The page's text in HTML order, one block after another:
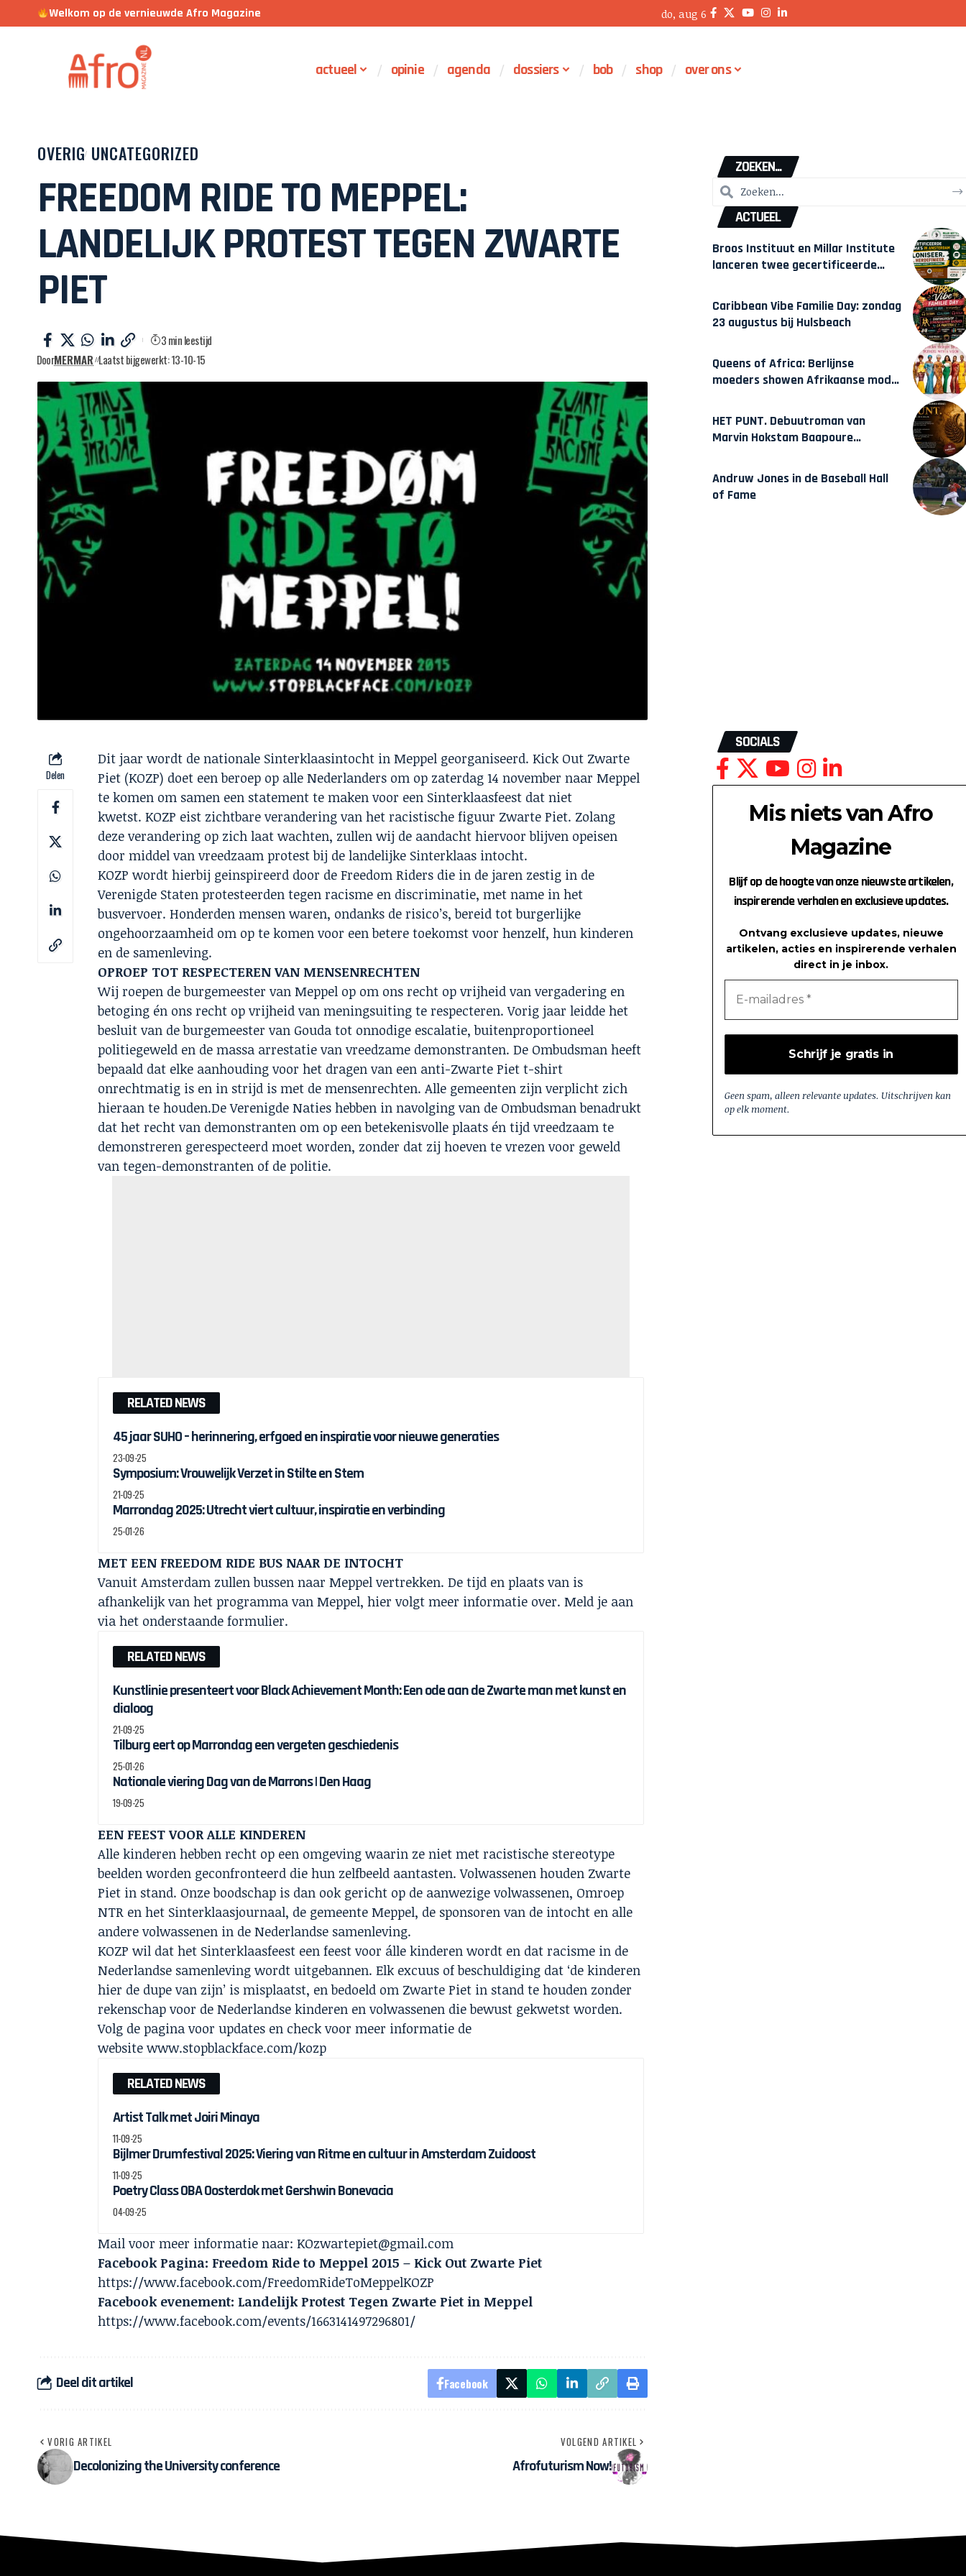
Welkom op de vernieuwde Afro Magazine do, aug 6
actueel opinie agenda dossiers bob shop over ons
OVERIG UNCATEGORIZED
FREEDOM RIDE TO MEPPEL:
LANDELIJK PROTEST TEGEN ZWARTE
PIET
DoorMERMAR Laatst bijgewerkt: 13-10-15
3 min leestijd
Delen
Dit jaar wordt de nationale Sinterklaasintocht in Meppel georganiseerd. Kick Out Zwarte
Piet (KOZP) doet een beroep op alle Nederlanders om op zaterdag 14 november naar Meppel
te komen om samen een statement te maken voor een Sinterklaasfeest dat niet
kwetst. KOZP eist zichtbare verandering van het racistische figuur Zwarte Piet. Zolang
deze verandering op zich laat wachten, zullen wij de aandacht hiervoor blijven opeisen
door middel van vreedzaam protest bij de landelijke Sinterklaas intocht.
KOZP wordt hierbij geinspireerd door de Freedom Riders die in de jaren zestig in de
Verenigde Staten protesteerden tegen racisme en discriminatie, met name in het
busvervoer. Honderden mensen waren, ondanks de risico’s, bereid tot burgerlijke
ongehoorzaamheid om op te komen voor een betere toekomst voor henzelf, hun kinderen
en de samenleving.
OPROEP TOT RESPECTEREN VAN MENSENRECHTEN
Wij roepen de burgemeester van Meppel op om ons recht op vrijheid van vergadering en
betoging én ons recht op vrijheid van meningsuiting te respecteren. Vorig jaar leidde het
besluit van de burgemeester van Gouda tot onnodige escalatie, buitenproportioneel
politiegeweld en de massa arrestatie van vreedzame demonstranten. De Ombudsman heeft
bepaald dat elke aanhouding voor het dragen van een anti-Zwarte Piet t-shirt
onrechtmatig is en in strijd is met de mensenrechten. Alle gemeenten zijn verplicht zich
hieraan te houden.De Verenigde Naties hebben in navolging van de Ombudsman benadrukt
dat het recht van demonstranten om op een betekenisvolle plaats én tijd vreedzaam te
demonstreren gerespecteerd moet worden, zonder dat zij hoeven te vrezen voor geweld
van tegen-demonstranten of de politie.
RELATED NEWS
45 jaar SUHO – herinnering, erfgoed en inspiratie voor nieuwe generaties
23-09-25
Symposium: Vrouwelijk Verzet in Stilte en Stem
21-09-25
Marrondag 2025: Utrecht viert cultuur, inspiratie en verbinding
25-01-26
MET EEN FREEDOM RIDE BUS NAAR DE INTOCHT
Vanuit Amsterdam zullen bussen naar Meppel vertrekken. De tijd en plaats van is
afhankelijk van het programma van Meppel, hier volgt meer informatie over. Meld je aan
via het onderstaande formulier.
RELATED NEWS
Kunstlinie presenteert voor Black Achievement Month: Een ode aan de Zwarte man met kunst en
dialoog
21-09-25
Tilburg eert op Marrondag een vergeten geschiedenis
25-01-26
Nationale viering Dag van de Marrons | Den Haag
19-09-25
EEN FEEST VOOR ALLE KINDEREN
Alle kinderen hebben recht op een omgeving waarin ze niet met racistische stereotype
beelden worden geconfronteerd die hun zelfbeeld aantasten. Volwassenen houden Zwarte
Piet in stand. Onze boodschap is dan ook gericht op de aanwezige volwassenen, Omroep
NTR en het Sinterklaasjournaal, de gemeente Meppel, de sponsoren van de intocht en alle
andere volwassenen in de Nederlandse samenleving.
KOZP wil dat het Sinterklaasfeest een feest voor álle kinderen wordt en dat racisme in de
Nederlandse samenleving wordt uitgebannen. Elk excuus of beschuldiging dat ‘de kinderen
hier de dupe van zijn’ is misplaatst, en bedoeld om Zwarte Piet in stand te houden zonder
rekenschap voor de Nederlandse kinderen en volwassenen die bewust gekwetst worden.
Volg de pagina voor updates en check voor meer informatie de
website www.stopblackface.com/kozp
RELATED NEWS
Artist Talk met Joiri Minaya
11-09-25
Bijlmer Drumfestival 2025: Viering van Ritme en cultuur in Amsterdam Zuidoost
11-09-25
Poetry Class OBA Oosterdok met Gershwin Bonevacia
04-09-25
Mail voor meer informatie naar: KOzwartepiet@gmail.com
Facebook Pagina: Freedom Ride to Meppel 2015 – Kick Out Zwarte Piet
https://www.facebook.com/FreedomRideToMeppelKOZP
Facebook evenement: Landelijk Protest Tegen Zwarte Piet in Meppel
https://www.facebook.com/events/1663141497296801/
Deel dit artikel Facebook
VORIG ARTIKEL
Decolonizing the University conference
VOLGEND ARTIKEL
Afrofuturism Now!
ZOEKEN...
ACTUEEL
Broos Instituut en Millar Institute
lanceren twee gecertificeerde
Amsterdam
Caribbean Vibe Familie Day: zondag
23 augustus bij Hulsbeach
Queens of Africa: Berlijnse
moeders showen Afrikaanse mode
HET PUNT. Debuutroman van
Marvin Hokstam Baapoure
Andruw Jones in de Baseball Hall
of Fame
SOCIALS
Mis niets van Afro
Magazine
Blijf op de hoogte van onze nieuwste artikelen,
inspirerende verhalen en exclusieve updates.
Ontvang exclusieve updates, nieuwe
artikelen, acties en inspirerende verhalen
direct in je inbox.
Geen spam, alleen relevante updates. Uitschrijven kan
op elk moment.